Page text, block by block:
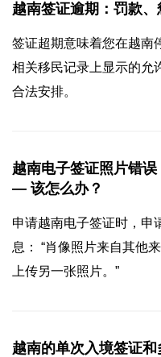
越南签证逾期：罚款
签证超期意味着您在越南
相关移民记录上显示的允
合法安排。
越南电子签证照片错
— 该怎么办？
申请越南电子签证时，申
息： “肖像照片来自其他
上传另一张照片。”
越南的单次入境签证